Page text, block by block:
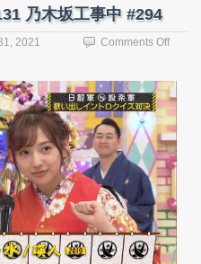
乃木坂工事中 #294
2021 Comments Offon
エ
テ
ィ
番
組】
乃
木
坂
工
事